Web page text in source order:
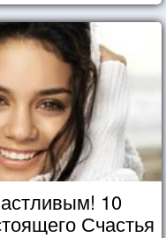
10
Счастья